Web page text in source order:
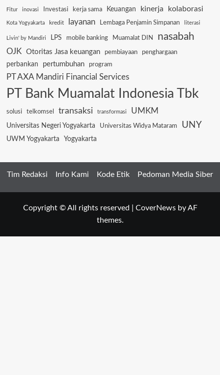
Fitur inovasi Investasi kerja sama Keuangan kinerja kolaborasi
Kota Yogyakarta kredit layanan Lembaga Penjamin Simpanan literasi
Livin' by Mandiri LPS mobile banking Muamalat DIN nasabah
OJK Otoritas Jasa keuangan pembiayaan
penghargaan
perbankan
pertumbuhan program
PT AXA Mandiri Financial Services
PT Bank Muamalat Indonesia Tbk
solusi telkomsel transaksi transformasi UMKM
Universitas Negeri Yogyakarta Universitas Widya Mataram UNY
UWM Yogyakarta Yogyakarta
Tim Redaksi Info Kami Kode Etik Pedoman Media Siber
Copyright © All rights reserved CoverNewsby AF
themes.